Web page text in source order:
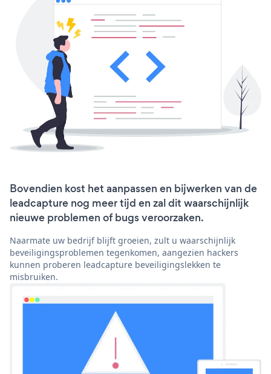
Bovendien kost het aanpassen en bijwerken van de
leadcapture nog meer tijd en zal dit waarschijnlijk
nieuwe problemen of bugs veroorzaken.
Naarmate uw bedrijf blijft groeien, zult u waarschijnlijk
beveiligingsproblemen tegenkomen, aangezien hackers
kunnen proberen leadcapture beveiligingslekken te
misbruiken.